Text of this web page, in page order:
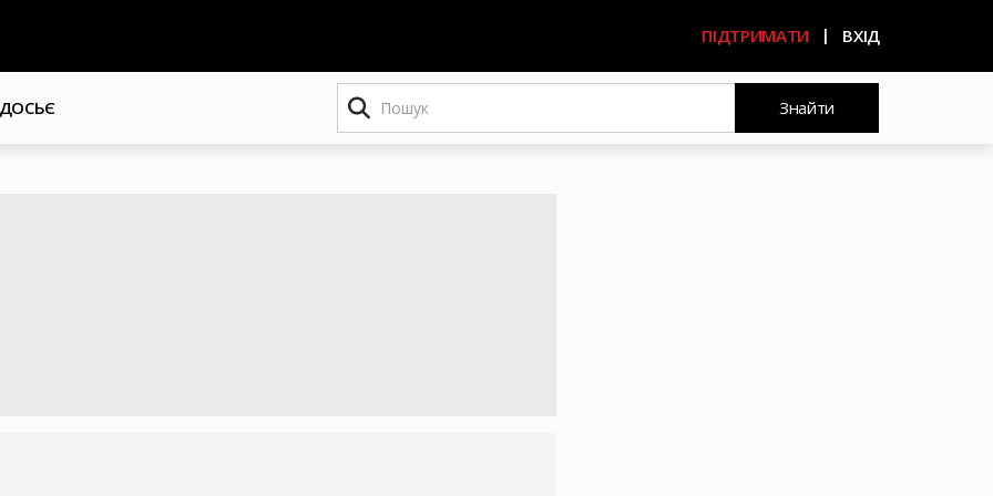
ПІДТРИМАТИ ВХІД
ДОСЬЄ
Пошук
Знайти